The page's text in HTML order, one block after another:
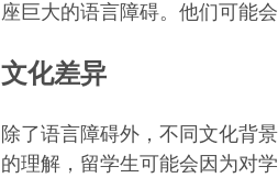
座巨大的语言障碍。他们可能
文化差异
除了语言障碍外，不同文化背
的理解，留学生可能会因为对